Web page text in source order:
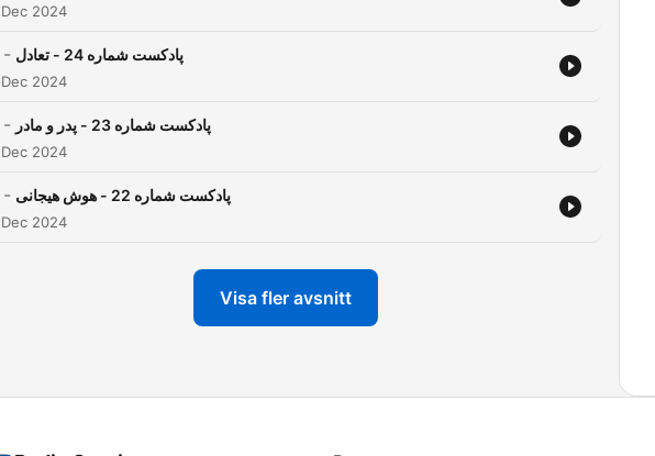
2024
- پادکست شماره 24 - تعادل
2024
- پادکست شماره 23 - پدر و مادر
2024
- پادکست شماره 22 - هوش هیجانی
2024
Visa fler avsnitt